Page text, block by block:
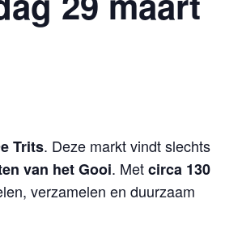
Trits. Deze markt vindt slechts
van het Gooi. Metcirca 130
verzamelen en duurzaam